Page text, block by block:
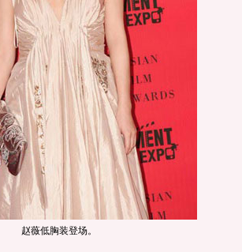
赵薇低胸装登场。